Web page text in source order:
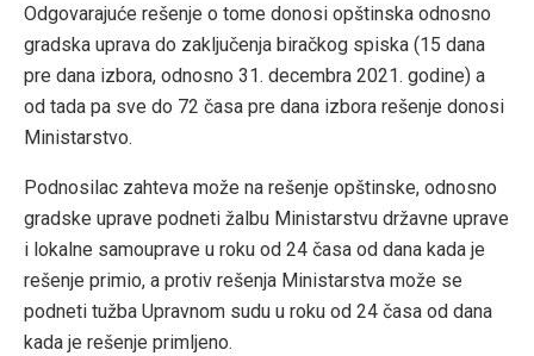
Odgovarajuće rešenje o tome donosi opštinska odnosno
gradska uprava do zaključenja biračkog spiska (15 dana
pre dana izbora, odnosno 31. decembra 2021. godine) a
od tada pa sve do 72 časa pre dana izbora rešenje donosi
Ministarstvo.
Podnosilac zahteva može na rešenje opštinske, odnosno
gradske uprave podneti žalbu Ministarstvu državne uprave
i lokalne samouprave u roku od 24 časa od dana kada je
rešenje primio, a protiv rešenja Ministarstva može se
podneti tužba Upravnom sudu u roku od 24 časa od dana
kada je rešenje primljeno.